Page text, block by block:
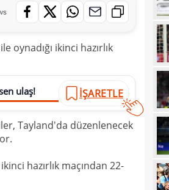
oynadığı ikinci hazırlık
ulaş! İŞARETLE
Tayland'da düzenlenecek
hazırlık maçından 22-
5